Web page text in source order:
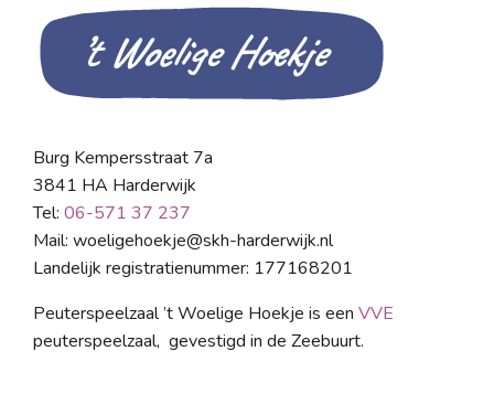
’t Woelige Hoekje
Burg Kempersstraat 7a
3841 HA Harderwijk
Tel: 06-571 37 237
Mail: woeligehoekje@skh-harderwijk.nl
Landelijk registratienummer: 177168201
Peuterspeelzaal ’t Woelige Hoekje is een VVE
peuterspeelzaal, gevestigd in de Zeebuurt.